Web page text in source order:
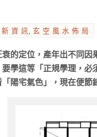
資 訊 玄 空 風 水 佈 局
的定位，產年出不同
學這等「正規學理，
陽宅氣色」，現在便節